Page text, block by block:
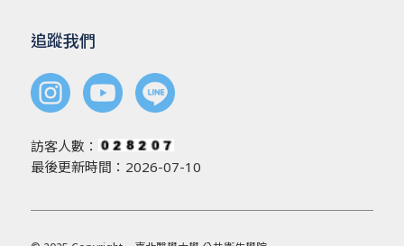
追蹤我們
訪客人數：
最後更新時間：2026-07-10